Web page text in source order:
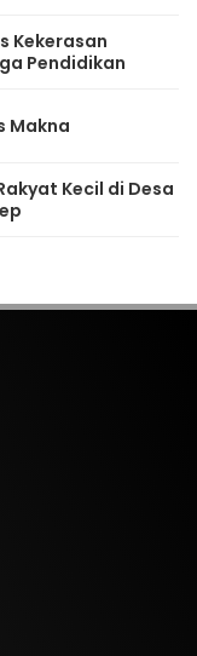
Kekerasan
Pendidikan
Makna
Kecil di Desa